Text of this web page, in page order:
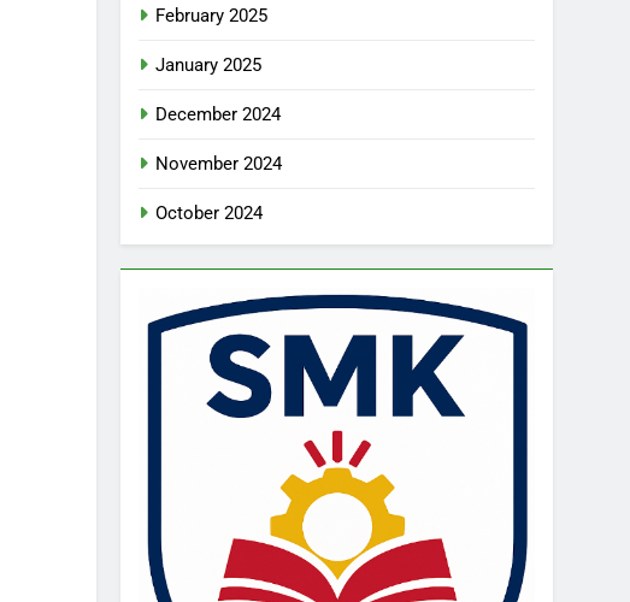
February 2025
January 2025
December 2024
November 2024
October 2024